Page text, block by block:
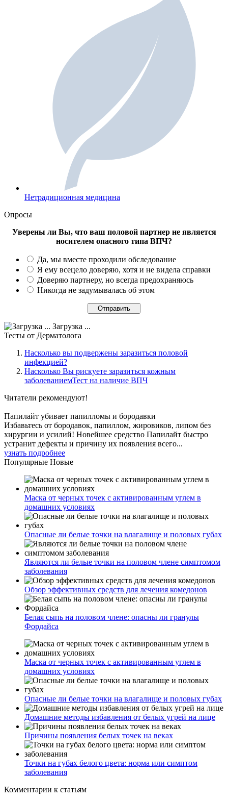
Нетрадиционная медицина
Опросы
Уверены ли Вы, что ваш половой партнер не является
носителем опасного типа ВПЧ?
Да, мы вместе проходили обследование
Я ему всецело доверяю, хотя и не видела справки
Доверяю партнеру, но всегда предохраняюсь
Никогда не задумывалась об этом
Загрузка ...
Тесты от Дерматолога
Насколько вы подвержены заразиться половой
инфекцией?
Насколько Вы рискуете заразиться кожным
заболеваниемТест на наличие ВПЧ
Читатели рекомендуют!
Папилайт убивает папилломы и бородавки
Избавьтесь от бородавок, папиллом, жировиков, липом без
хирургии и усилий! Новейшее средство Папилайт быстро
устранит дефекты и причину их появления всего...
узнать подробнее
Популярные Новые
Маска от черных точек с активированным углем в
домашних условиях
Опасные ли белые точки на влагалище и половых губах
Являются ли белые точки на половом члене симптомом
заболевания
Обзор эффективных средств для лечения комедонов
Белая сыпь на половом члене: опасны ли гранулы
Фордайса
Маска от черных точек с активированным углем в
домашних условиях
Опасные ли белые точки на влагалище и половых губах
Домашние методы избавления от белых угрей на лице
Причины появления белых точек на веках
Точки на губах белого цвета: норма или симптом
заболевания
Комментарии к статьям